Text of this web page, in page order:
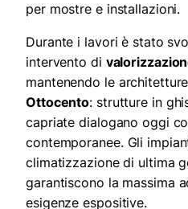
per mostre e installazioni.
Durante i lavori è stato
intervento di
mantenendo le
Ottocento: strutture in
capriate dialogano oggi
contemporanee. Gli
climatizzazione di ultima
garantiscono la massima
esigenze espositive.